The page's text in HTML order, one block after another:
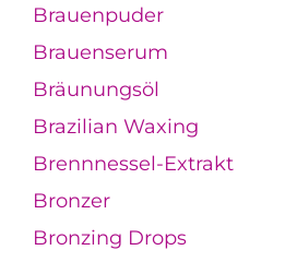
Brauenpuder
Brauenserum
Bräunungsöl
Brazilian Waxing
Brennnessel-Extrakt
Bronzer
Bronzing Drops